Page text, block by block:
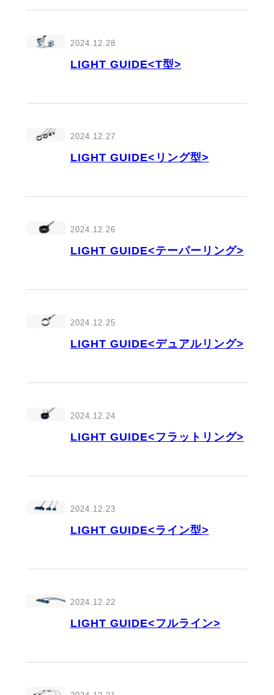
2024.12.28
LIGHT GUIDE<T型>
2024.12.27
LIGHT GUIDE<リング型>
2024.12.26
LIGHT GUIDE<テーパーリング>
2024.12.25
LIGHT GUIDE<デュアルリング>
2024.12.24
LIGHT GUIDE<フラットリング>
2024.12.23
LIGHT GUIDE<ライン型>
2024.12.22
LIGHT GUIDE<フルライン>